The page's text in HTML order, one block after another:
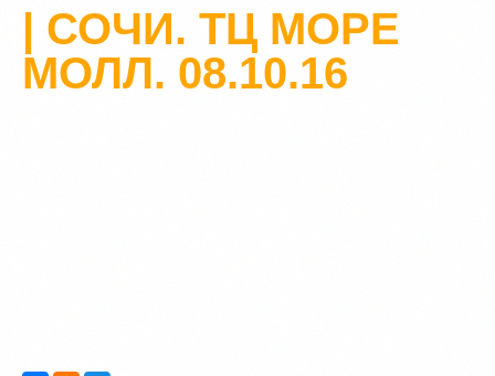
| СОЧИ. ТЦ МОРЕ
МОЛЛ. 08.10.16